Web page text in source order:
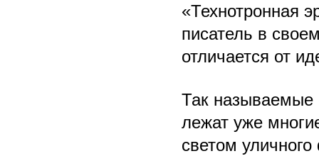
«Технотронная
писатель в
отличается от
Так называемые
лежат уже
светом